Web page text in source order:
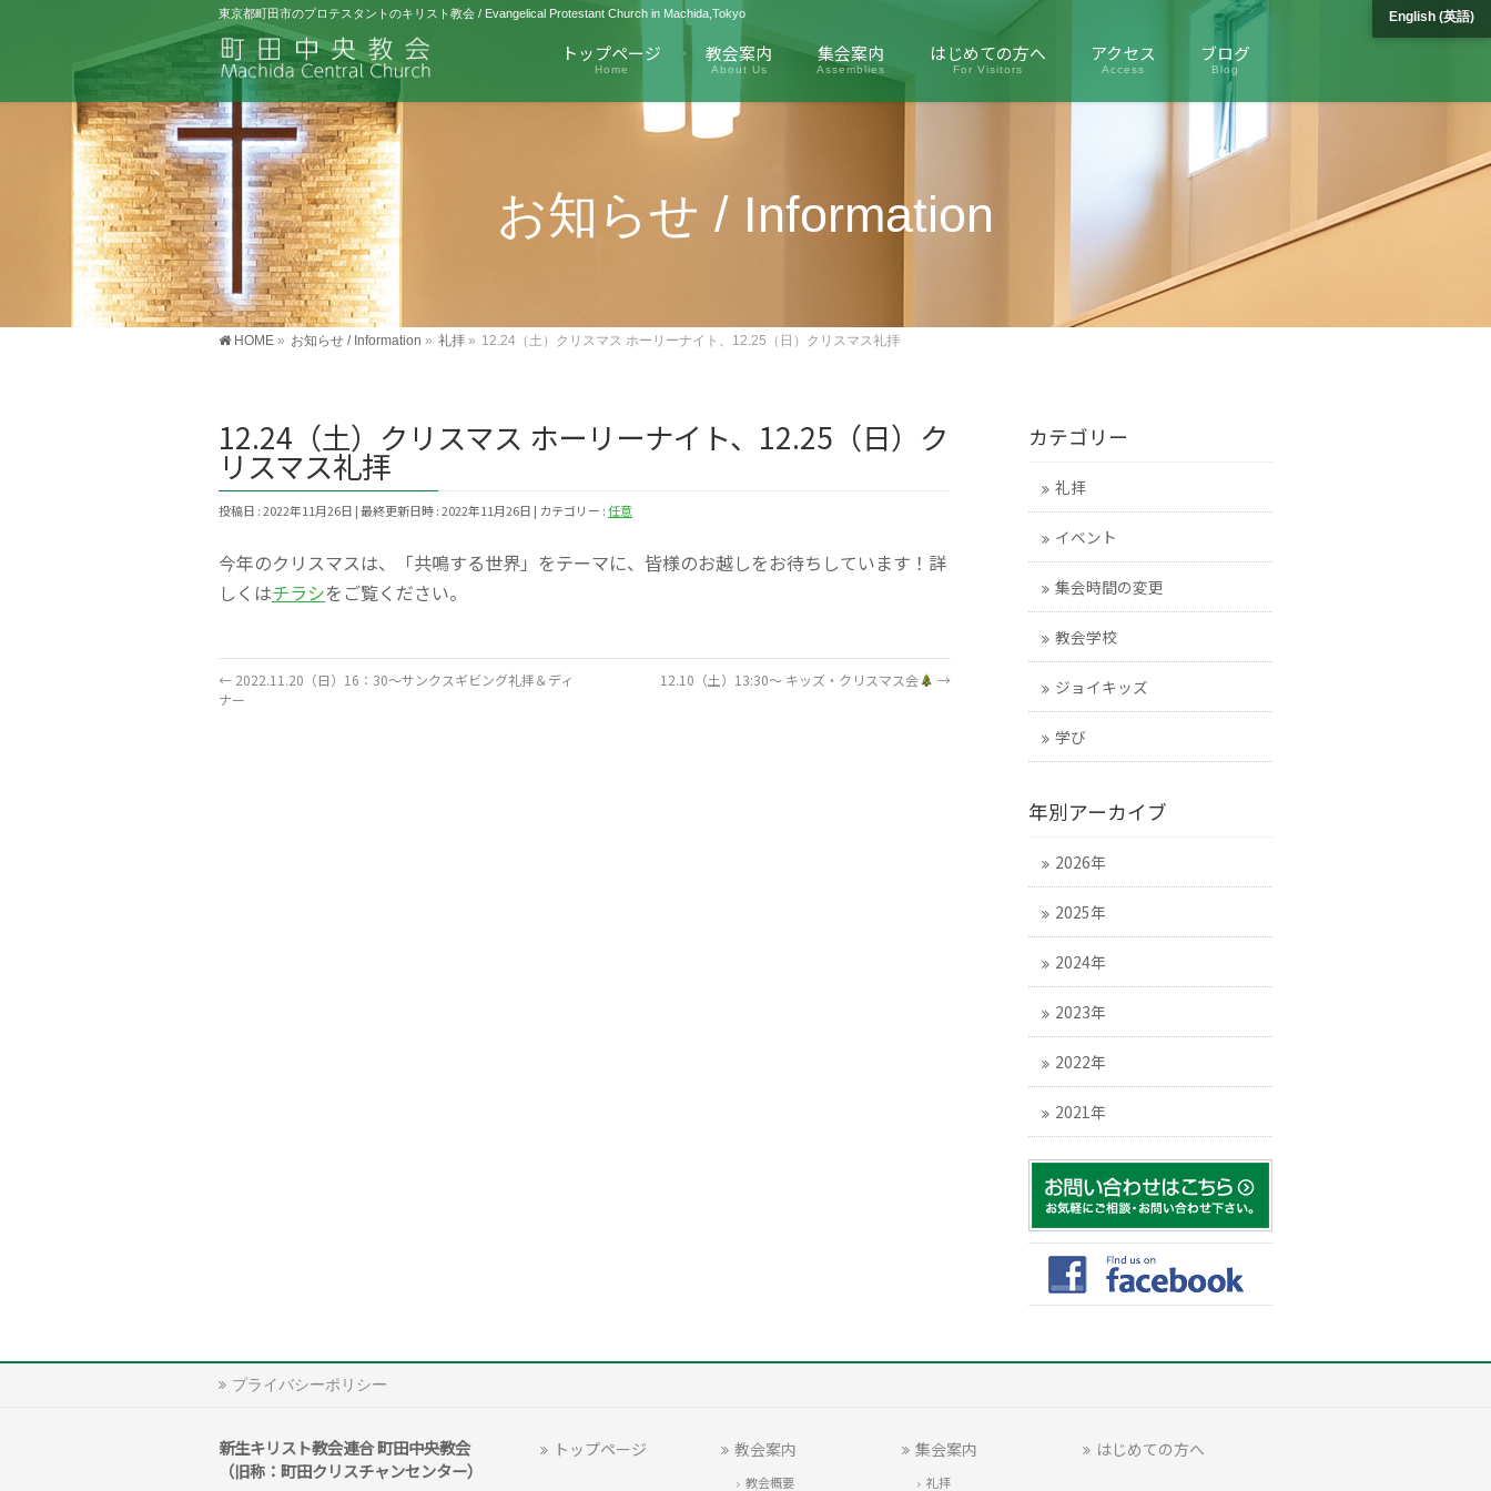
English (英語)
東京都町田市のプロテスタントのキリスト教会 / Evangelical Protestant Church in Machida,Tokyo
トップページ
Home
教会案内
About Us
集会案内
Assemblies
はじめての方へ
For Visitors
アクセス
Access
ブログ
Blog
お知らせ / Information
HOME » お知らせ / Information » 礼拝 » 12.24（土）クリスマス ホーリーナイト、12.25（日）クリスマス礼拝
12.24（土）クリスマス ホーリーナイト、12.25（日）ク
リスマス礼拝
投稿日 : 2022年11月26日 最終更新日時 : 2022年11月26日 カテゴリー :任意
今年のクリスマスは、「共鳴する世界」をテーマに、皆様のお越しをお待ちしています！詳
しくはチラシをご覧ください。
← 2022.11.20（日）16：30～サンクスギビング礼拝＆ディ
ナー
12.10（土）13:30～ キッズ・クリスマス会 →
カテゴリー
礼拝
イベント
集会時間の変更
教会学校
ジョイキッズ
学び
年別アーカイブ
2026年
2025年
2024年
2023年
2022年
2021年
プライバシーポリシー
新生キリスト教会連合 町田中央教会
（旧称：町田クリスチャンセンター）
トップページ 教会案内
教会概要
集会案内
礼拝
はじめての方へ